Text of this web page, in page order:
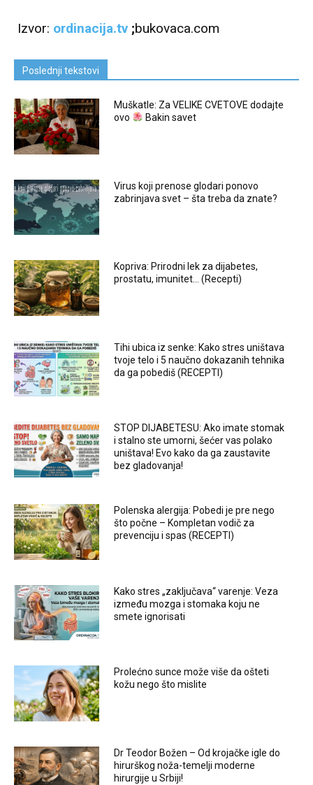
Izvor: ordinacija.tv ;bukovaca.com
Poslednji tekstovi
Muškatle: Za VELIKE CVETOVE dodajte
ovo
Bakin savet
Virus koji prenose glodari ponovo
zabrinjava svet – šta treba da znate?
Kopriva: Prirodni lek za dijabetes,
prostatu, imunitet… (Recepti)
Tihi ubica iz senke: Kako stres uništava
tvoje telo i 5 naučno dokazanih tehnika
da ga pobediš (RECEPTI)
STOP DIJABETESU: Ako imate stomak
i stalno ste umorni, šećer vas polako
uništava! Evo kako da ga zaustavite
bez gladovanja!
Polenska alergija: Pobedi je pre nego
što počne – Kompletan vodič za
prevenciju i spas (RECEPTI)
Kako stres „zaključava“ varenje: Veza
između mozga i stomaka koju ne
smete ignorisati
Prolećno sunce može više da ošteti
kožu nego što mislite
Dr Teodor Božen – Od krojačke igle do
hirurškog noža-temelji moderne
hirurgije u Srbiji!